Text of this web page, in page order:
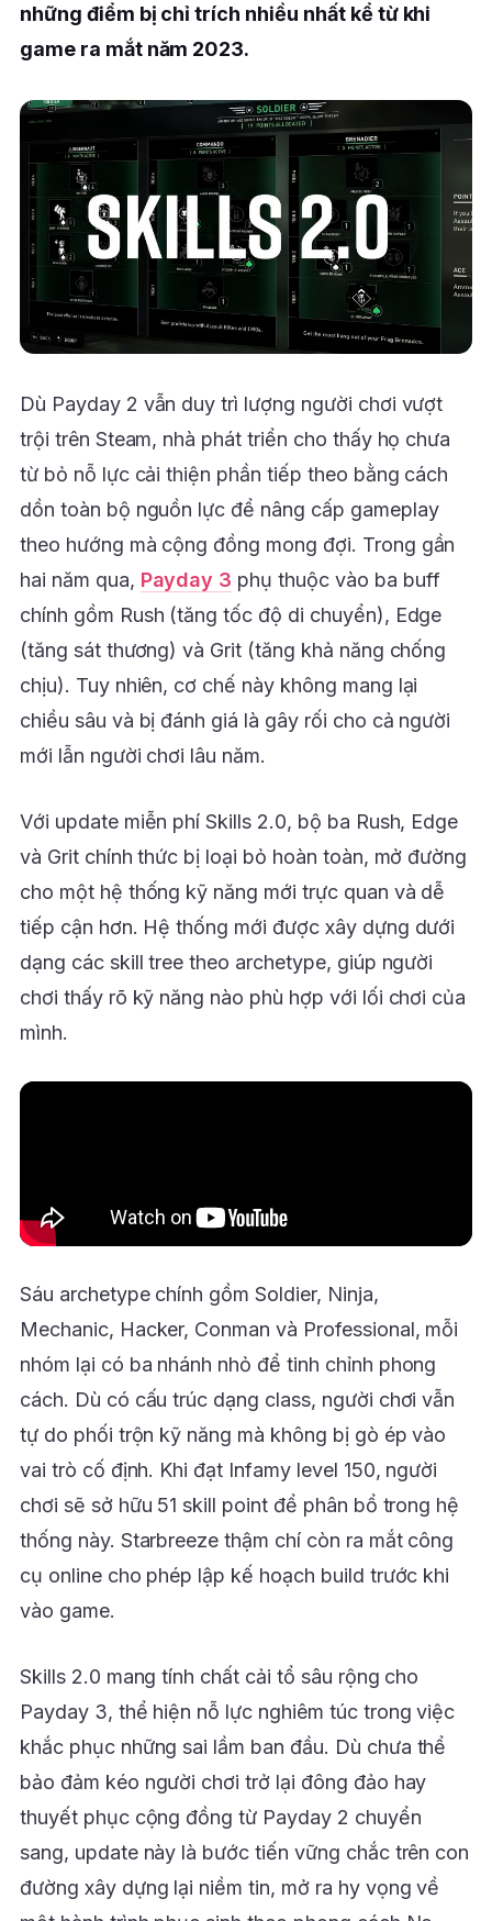
những điểm bị chỉ trích nhiều nhất kể từ khi
game ra mắt năm 2023.
Dù Payday 2 vẫn duy trì lượng người chơi vượt
trội trên Steam, nhà phát triển cho thấy họ chưa
từ bỏ nỗ lực cải thiện phần tiếp theo bằng cách
dồn toàn bộ nguồn lực để nâng cấp gameplay
theo hướng mà cộng đồng mong đợi. Trong gần
hai năm qua, Payday 3 phụ thuộc vào ba buff
chính gồm Rush (tăng tốc độ di chuyển), Edge
(tăng sát thương) và Grit (tăng khả năng chống
chịu). Tuy nhiên, cơ chế này không mang lại
chiều sâu và bị đánh giá là gây rối cho cả người
mới lẫn người chơi lâu năm.
Với update miễn phí Skills 2.0, bộ ba Rush, Edge
và Grit chính thức bị loại bỏ hoàn toàn, mở đường
cho một hệ thống kỹ năng mới trực quan và dễ
tiếp cận hơn. Hệ thống mới được xây dựng dưới
dạng các skill tree theo archetype, giúp người
chơi thấy rõ kỹ năng nào phù hợp với lối chơi của
mình.
Sáu archetype chính gồm Soldier, Ninja,
Mechanic, Hacker, Conman và Professional, mỗi
nhóm lại có ba nhánh nhỏ để tinh chỉnh phong
cách. Dù có cấu trúc dạng class, người chơi vẫn
tự do phối trộn kỹ năng mà không bị gò ép vào
vai trò cố định. Khi đạt Infamy level 150, người
chơi sẽ sở hữu 51 skill point để phân bổ trong hệ
thống này. Starbreeze thậm chí còn ra mắt công
cụ online cho phép lập kế hoạch build trước khi
vào game.
Skills 2.0 mang tính chất cải tổ sâu rộng cho
Payday 3, thể hiện nỗ lực nghiêm túc trong việc
khắc phục những sai lầm ban đầu. Dù chưa thể
bảo đảm kéo người chơi trở lại đông đảo hay
thuyết phục cộng đồng từ Payday 2 chuyển
sang, update này là bước tiến vững chắc trên con
đường xây dựng lại niềm tin, mở ra hy vọng về